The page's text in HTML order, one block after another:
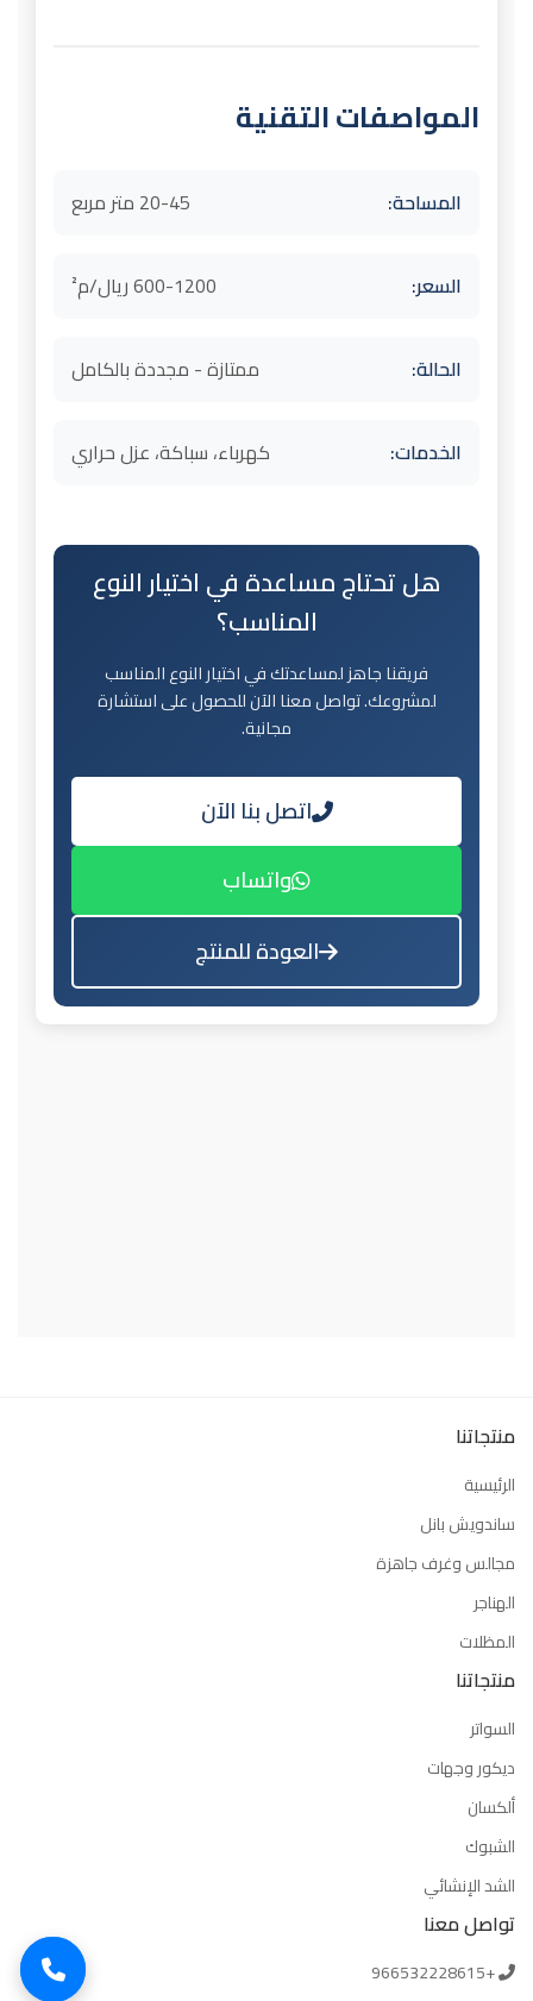
المواصفات التقنية
المساحة: 20-45 متر مربع
السعر: 600-1200 ريال/م²
الحالة: ممتازة - مجددة بالكامل
الخدمات: كهرباء، سباكة، عزل حراري
هل تحتاج مساعدة في اختيار النوع
المناسب؟
فريقنا جاهز لمساعدتك في اختيار النوع المناسب
لمشروعك. تواصل معنا الآن للحصول على استشارة
مجانية.
اتصل بنا الآن
واتساب
العودة للمنتج
منتجاتنا
الرئيسية
ساندويش بانل
مجالس وغرف جاهزة
الهناجر
المظلات
منتجاتنا
السواتر
ديكور وجهات
ألكسان
الشبوك
الشد الإنشائي
تواصل معنا
+966532228615